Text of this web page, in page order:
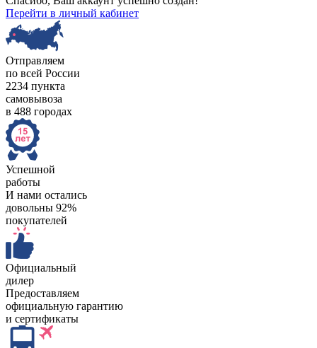
Перейти в личный кабинет
Отправляем
по всей России
2234 пункта
самовывоза
в 488 городах
Успешной
работы
И нами остались
довольны 92%
покупателей
Официальный
дилер
Предоставляем
официальную гарантию
и сертификаты